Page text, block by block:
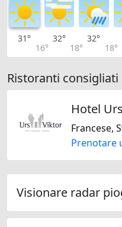
31°
16°
32°
18°
32°
18°
Ristoranti consigliati
Hotel
Francese,
Prenotare
Visionare radar